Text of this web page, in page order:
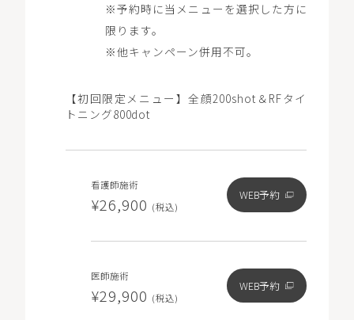
※予約時に当メニューを選択した方に
限ります。
※他キャンペーン併用不可。
【初回限定メニュー】全顔200shot＆RFタイ
トニング800dot
看護師施術
¥26,900 (税込)
WEB予約
医師施術
¥29,900 (税込)
WEB予約